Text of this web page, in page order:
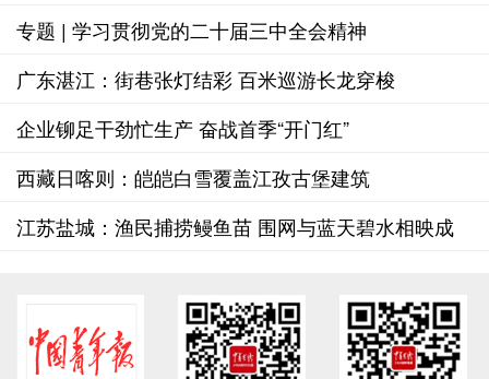
专题 | 学习贯彻党的二十届三中全会精神
广东湛江：街巷张灯结彩 百米巡游长龙穿梭
企业铆足干劲忙生产 奋战首季“开门红”
西藏日喀则：皑皑白雪覆盖江孜古堡建筑
江苏盐城：渔民捕捞鳗鱼苗 围网与蓝天碧水相映成